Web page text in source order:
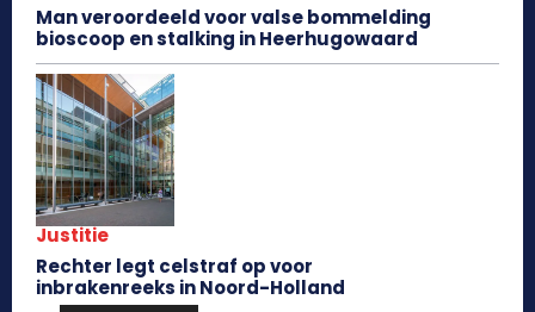
Man veroordeeld voor valse bommelding
bioscoop en stalking in Heerhugowaard
Justitie
Rechter legt celstraf op voor
inbrakenreeks in Noord-Holland